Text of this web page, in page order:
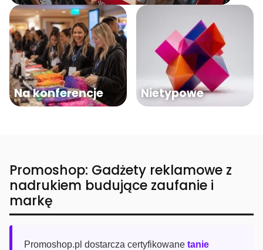
Na konferencje Nietypowe
Promoshop: Gadżety reklamowe z
nadrukiem budujące zaufanie i
markę
Promoshop.pl dostarcza certyfikowane tanie